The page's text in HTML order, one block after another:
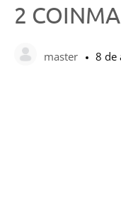
2
master 8 de